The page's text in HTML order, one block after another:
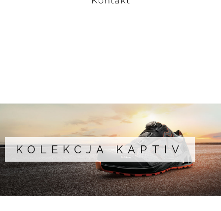
KOLEKCJA KAPTIV